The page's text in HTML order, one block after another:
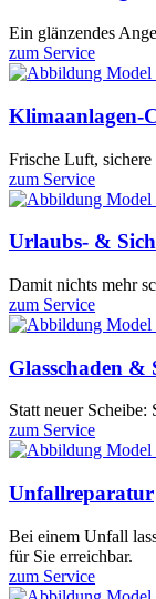
Ein glänzendes
zum Service
Klimaanlagen-
Frische Luft, sichere
zum Service
Urlaubs- &
Damit nichts mehr
zum Service
Glasschaden &
Statt neuer Scheibe:
zum Service
Unfallreparatur
Bei einem Unfall
für Sie erreichbar.
zum Service